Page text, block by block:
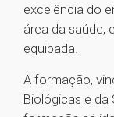
excelência do
área da saúde,
equipada.
A formação,
Biológicas e da